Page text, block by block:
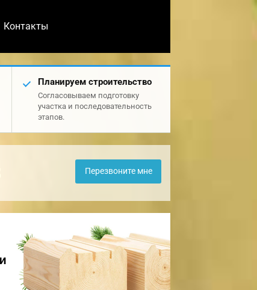
Контакты
Планируем строительство
Согласовываем подготовку
участка и последовательность
этапов.
Перезвоните мне